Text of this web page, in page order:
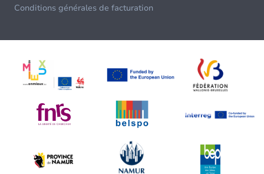
Conditions générales de facturation